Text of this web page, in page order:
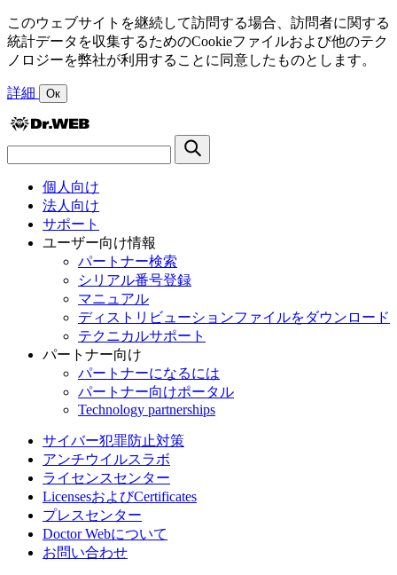
このウェブサイトを継続して訪問する場合、訪問者に関する
統計データを収集するためのCookieファイルおよび他のテク
ノロジーを弊社が利用することに同意したものとします。
詳細 Ок
個人向け
法人向け
サポート
ユーザー向け情報
パートナー検索
シリアル番号登録
マニュアル
ディストリビューションファイルをダウンロード
テクニカルサポート
パートナー向け
パートナーになるには
パートナー向けポータル
Technology partnerships
サイバー犯罪防止対策
アンチウイルスラボ
ライセンスセンター
LicensesおよびCertificates
プレスセンター
Doctor Webについて
お問い合わせ